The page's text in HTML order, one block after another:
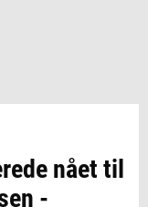
nået til
-